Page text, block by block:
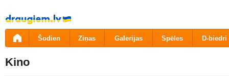
Pāriet
uz
saturu
Šodien Ziņas Galerijas Spēles D-biedri
Kino